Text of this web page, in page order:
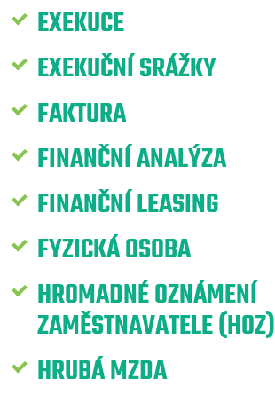
EXEKUCE
EXEKUČNÍ SRÁŽKY
FAKTURA
FINANČNÍ ANALÝZA
FINANČNÍ LEASING
FYZICKÁ OSOBA
HROMADNÉ OZNÁMENÍ
ZAMĚSTNAVATELE (HOZ)
HRUBÁ MZDA